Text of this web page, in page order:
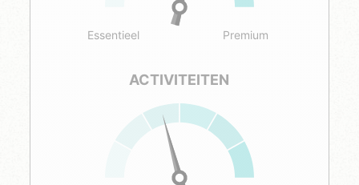
Essentieel Premium
ACTIVITEITEN